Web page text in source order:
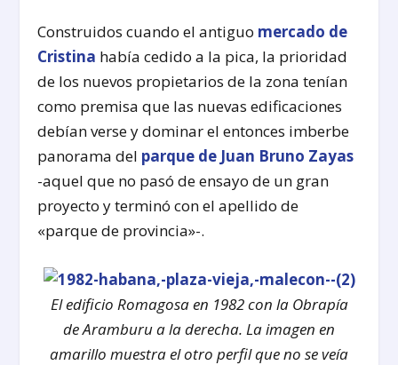
Construidos cuando el antiguo mercado de
Cristina había cedido a la pica, la prioridad
de los nuevos propietarios de la zona tenían
como premisa que las nuevas edificaciones
debían verse y dominar el entonces imberbe
panorama del parque de Juan Bruno Zayas
-aquel que no pasó de ensayo de un gran
proyecto y terminó con el apellido de
«parque de provincia»-.
El edificio Romagosa en 1982 con la Obrapía
de Aramburu a la derecha. La imagen en
amarillo muestra el otro perfil que no se veía